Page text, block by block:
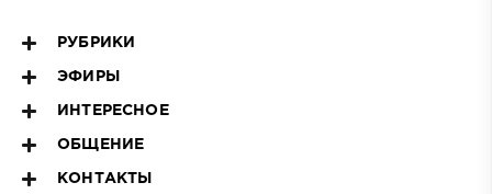
РУБРИКИ
ЭФИРЫ
ИНТЕРЕСНОЕ
ОБЩЕНИЕ
КОНТАКТЫ